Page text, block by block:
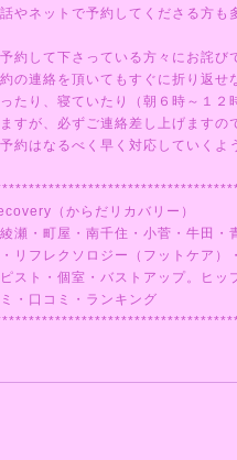
やネットで予約してくださる方も
約して下さっている方々にお詫び
の連絡を頂いてもすぐに折り返せ
たり、寝ていたり（朝６時～１
すが、必ずご連絡差し上げますの
約はなるべく早く対応していくよ
（からだリカバリー）
瀬・町屋・南千住・小菅・牛田・
リフレクソロジー（フットケア）
スト・個室・バストアップ。ヒッ
ミ・口コミ・ランキング